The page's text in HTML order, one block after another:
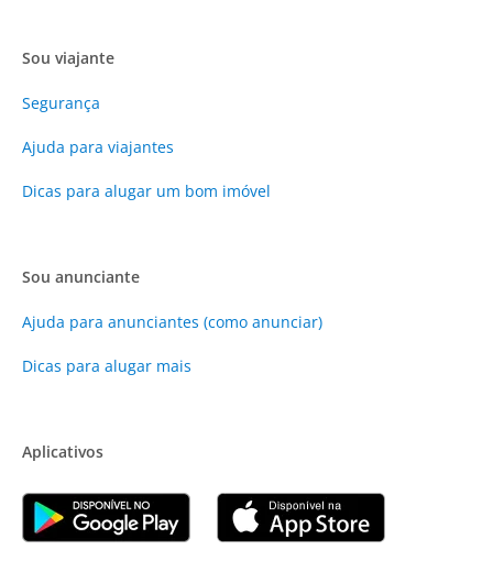
Sou viajante
Segurança
Ajuda para viajantes
Dicas para alugar um bom imóvel
Sou anunciante
Ajuda para anunciantes (como anunciar)
Dicas para alugar mais
Aplicativos